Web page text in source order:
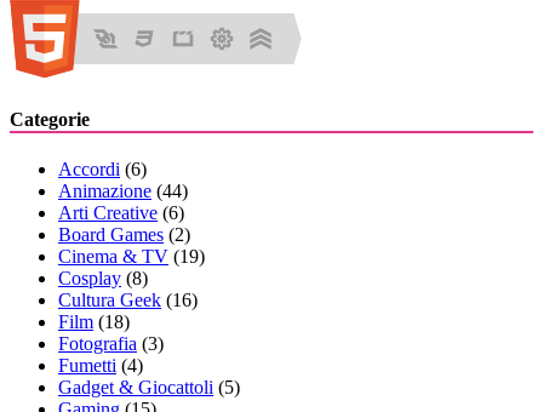
Categorie
Accordi (6)
Animazione (44)
Arti Creative (6)
Board Games (2)
Cinema & TV (19)
Cosplay (8)
Cultura Geek (16)
Film (18)
Fotografia (3)
Fumetti (4)
Gadget & Giocattoli (5)